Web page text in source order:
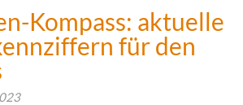
Kompass: aktuelle
für den